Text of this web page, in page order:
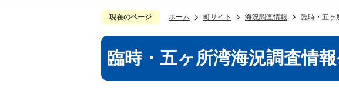
現在のページ ホーム 町サイト 海況調査情報 臨時・五ヶ
臨時・五ヶ所湾海況調査情